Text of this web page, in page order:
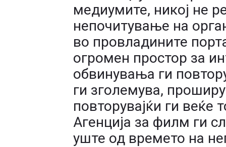
медиумите, никој не
непочитување на
во провладините
огромен простор за
обвинувања ги
ги зголемува,
повторувајќи ги веќе
Агенција за филм ги
уште од времето на